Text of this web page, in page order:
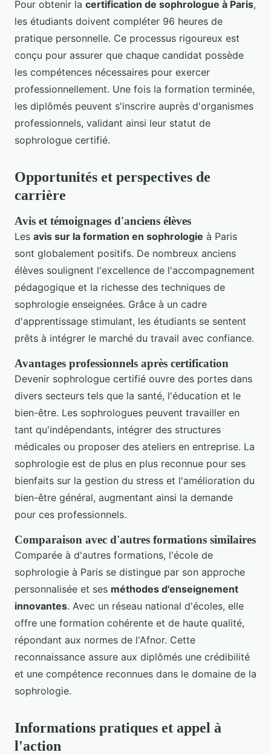
Pour obtenir la certification de sophrologue à Paris,
les étudiants doivent compléter 96 heures de
pratique personnelle. Ce processus rigoureux est
conçu pour assurer que chaque candidat possède
les compétences nécessaires pour exercer
professionnellement. Une fois la formation terminée,
les diplômés peuvent s'inscrire auprès d'organismes
professionnels, validant ainsi leur statut de
sophrologue certifié.
Opportunités et perspectives de
carrière
Avis et témoignages d'anciens élèves
Les avis sur la formation en sophrologie à Paris
sont globalement positifs. De nombreux anciens
élèves soulignent l'excellence de l'accompagnement
pédagogique et la richesse des techniques de
sophrologie enseignées. Grâce à un cadre
d'apprentissage stimulant, les étudiants se sentent
prêts à intégrer le marché du travail avec confiance.
Avantages professionnels après certification
Devenir sophrologue certifié ouvre des portes dans
divers secteurs tels que la santé, l'éducation et le
bien-être. Les sophrologues peuvent travailler en
tant qu'indépendants, intégrer des structures
médicales ou proposer des ateliers en entreprise. La
sophrologie est de plus en plus reconnue pour ses
bienfaits sur la gestion du stress et l'amélioration du
bien-être général, augmentant ainsi la demande
pour ces professionnels.
Comparaison avec d'autres formations similaires
Comparée à d'autres formations, l'école de
sophrologie à Paris se distingue par son approche
personnalisée et ses méthodes d'enseignement
innovantes. Avec un réseau national d'écoles, elle
offre une formation cohérente et de haute qualité,
répondant aux normes de l'Afnor. Cette
reconnaissance assure aux diplômés une crédibilité
et une compétence reconnues dans le domaine de la
sophrologie.
Informations pratiques et appel à
l'action